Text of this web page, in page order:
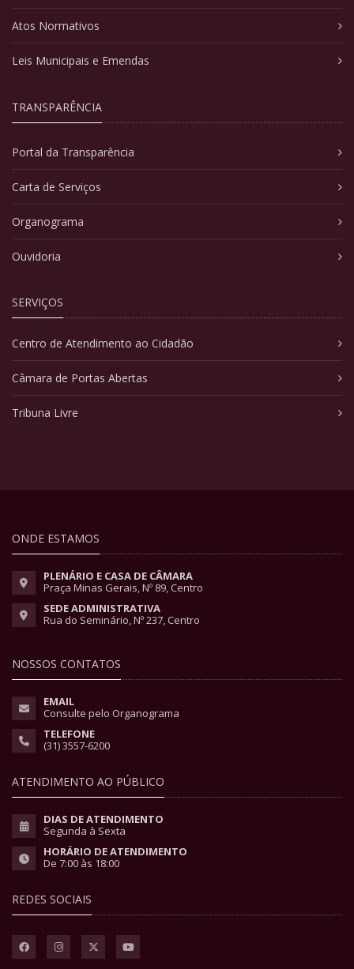
Atos Normativos
Leis Municipais e Emendas
TRANSPARÊNCIA
Portal da Transparência
Carta de Serviços
Organograma
Ouvidoria
SERVIÇOS
Centro de Atendimento ao Cidadão
Câmara de Portas Abertas
Tribuna Livre
ONDE ESTAMOS
PLENÁRIO E CASA DE CÂMARA
Praça Minas Gerais, Nº 89, Centro
SEDE ADMINISTRATIVA
Rua do Seminário, Nº 237, Centro
NOSSOS CONTATOS
EMAIL
Consulte pelo Organograma
TELEFONE
(31) 3557-6200
ATENDIMENTO AO PÚBLICO
DIAS DE ATENDIMENTO
Segunda à Sexta
HORÁRIO DE ATENDIMENTO
De 7:00 às 18:00
REDES SOCIAIS